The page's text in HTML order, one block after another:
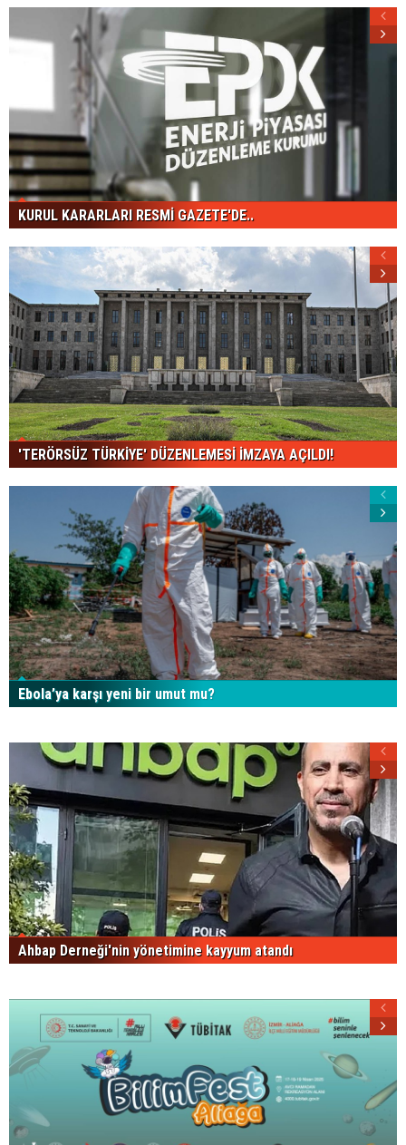
KURUL KARARLARI RESMİ GAZETE'DE..
'TERÖRSÜZ TÜRKİYE' DÜZENLEMESİ İMZAYA AÇILDI!
Ebola’ya karşı yeni bir umut mu?
Ahbap Derneği'nin yönetimine kayyum atandı